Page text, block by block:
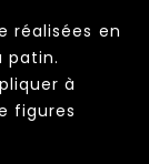
réalisées en
patin.
à
figures